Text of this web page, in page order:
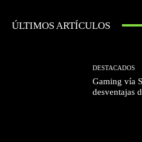
ÚLTIMOS ARTÍCULOS
DESTACADOS
Gaming vía
desventajas